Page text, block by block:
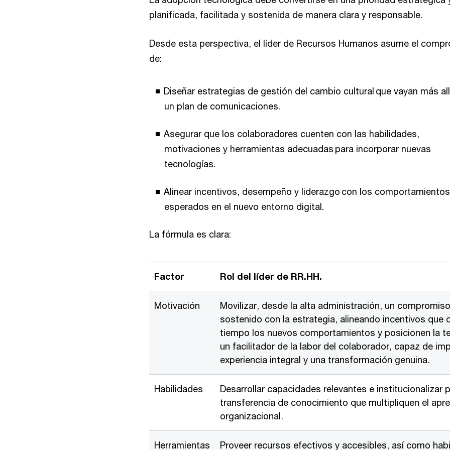
planificada, facilitada y sostenida de manera clara y responsable.
Desde esta perspectiva, el líder de Recursos Humanos asume el
de:
Diseñar estrategias de gestión del cambio cultural que vayan más
un plan de comunicaciones.
Asegurar que los colaboradores cuenten con las habilidades,
motivaciones y herramientas adecuadas para incorporar nuevas
tecnologías.
Alinear incentivos, desempeño y liderazgo con los comportamientos
esperados en el nuevo entorno digital.
La fórmula es clara:
Factor Rol del líder de RR.HH.
Motivación
Movilizar, desde la alta administración, un
sostenido con la estrategia, alineando incentivos que
tiempo los nuevos comportamientos y posicionen la
un facilitador de la labor del colaborador, capaz de
experiencia integral y una transformación genuina.
Habilidades
Desarrollar capacidades relevantes e institucionalizar
transferencia de conocimiento que multipliquen el
organizacional.
Herramientas Proveer recursos efectivos y accesibles, así como